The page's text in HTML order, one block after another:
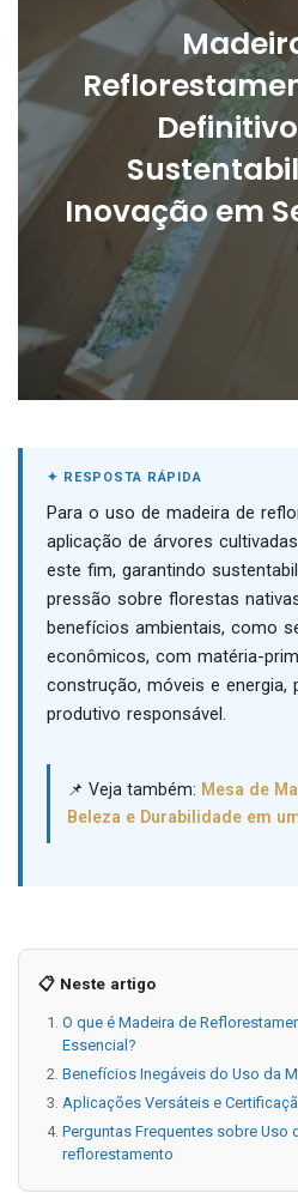
Inovação em
Para o uso de madeira de
aplicação de árvores
este fim, garantindo
pressão sobre florestas
benefícios ambientais, como
econômicos, com matéria-
construção, móveis e energia,
produtivo responsável.
📌 Veja também: Mesa de
Beleza e Durabilidade em
📋 Neste artigo
O que é Madeira de
Essencial?
Benefícios Inegáveis do Uso da
Aplicações Versáteis e
Perguntas Frequentes sobre Uso
reflorestamento